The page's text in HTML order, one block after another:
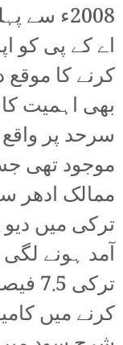
2008ء
اے کے پی کو
کرنے کا موقع
بھی اہمیت
سرحد پر
موجود تھی
ممالک ادھر
ترکی میں
کرنے میں